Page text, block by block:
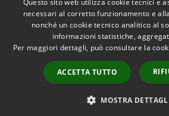
RSS
Accessibilità
Questo sito web utilizza cookie tecnici e
necessari al corretto funzionamento e
nonché un cookie tecnico analitico al
informazioni statistiche,
Per maggiori dettagli, può consultare la
ACCETTA TUTTO
MOSTRA